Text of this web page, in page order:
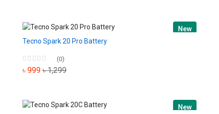
New
Tecno Spark 20 Pro Battery
(0)
৳ 999 ৳ 1,299
New